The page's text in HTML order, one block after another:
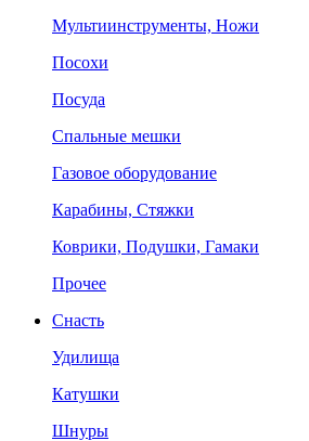
Мультиинструменты, Ножи
Посохи
Посуда
Спальные мешки
Газовое оборудование
Карабины, Стяжки
Коврики, Подушки, Гамаки
Прочее
Снасть
Удилища
Катушки
Шнуры